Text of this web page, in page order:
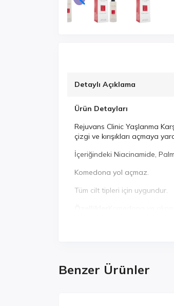
Detaylı Açıklama
Ürün Detayları
Rejuvans Clinic Yaşlanma
çizgi ve kırışıkları açmaya
İçeriğindeki Niacinamide,
Komedona yol açmaz.
Tüm cilt tipleri için uygundur.
parmak uçlarıyla sabah ve
Benzer Ürünler